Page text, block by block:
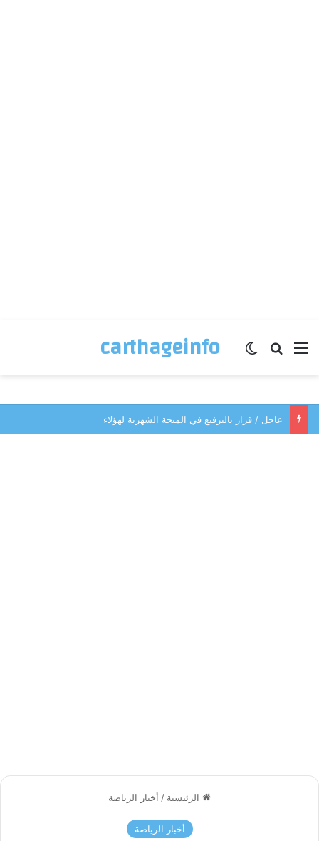
carthageinfo القائمة بحث عنالوضع المظلم
عاجل / قرار بالترفيع في المنحة الشهرية لهؤلاء
الرئيسية / أخبار الرياضة
أخبار الرياضة